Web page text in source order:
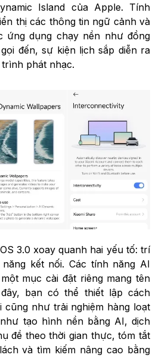
Island của Apple. Tính
thị các thông tin ngữ cảnh và
ứng dụng chạy nền như đồng
đến, sự kiện lịch sắp diễn ra
phát nhạc.
3.0 xoay quanh hai yếu tố: trí
kết nối. Các tính năng AI
mục cài đặt riêng mang tên
bạn có thể thiết lập cách
cũng như trải nghiệm hàng loạt
tạo hình nền bằng AI, dịch
đề theo thời gian thực, tóm tắt
và tìm kiếm nâng cao bằng